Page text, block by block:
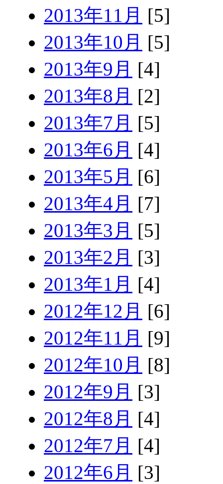
2013年11月 [5]
2013年10月 [5]
2013年9月 [4]
2013年8月 [2]
2013年7月 [5]
2013年6月 [4]
2013年5月 [6]
2013年4月 [7]
2013年3月 [5]
2013年2月 [3]
2013年1月 [4]
2012年12月 [6]
2012年11月 [9]
2012年10月 [8]
2012年9月 [3]
2012年8月 [4]
2012年7月 [4]
2012年6月 [3]